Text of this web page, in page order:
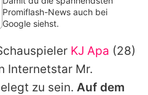
Exklusiv
auf Promiflash
Promiflash-News auch bei
Google siehst.
KJ Apa (28)
Internetstar Mr.
zu sein. Auf dem